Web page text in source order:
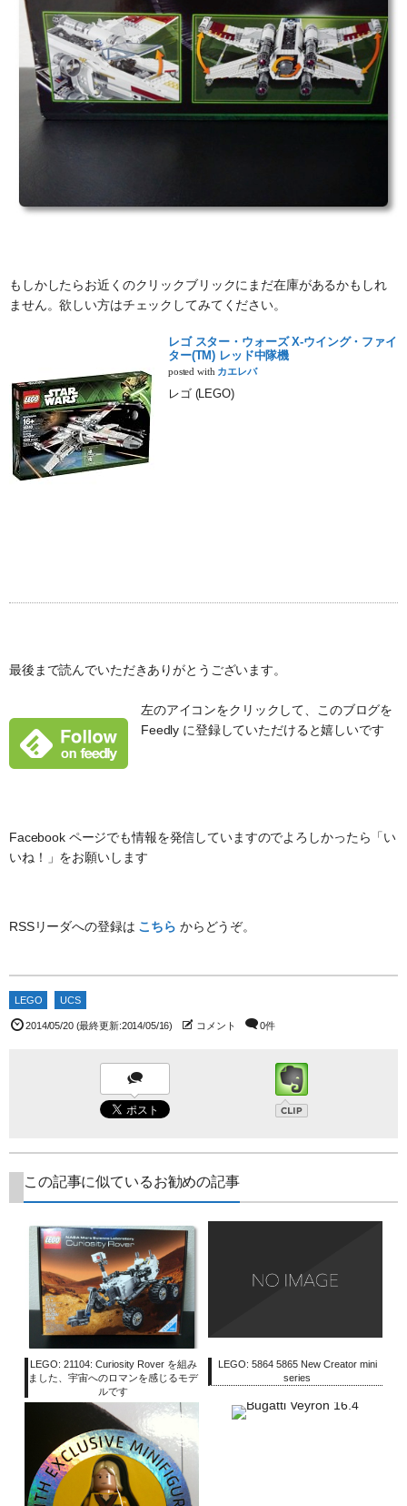
もしかしたらお近くのクリックブリックにまだ在庫があるかもしれ
ません。欲しい方はチェックしてみてください。
レゴ スター・ウォーズ X-ウイング・ファイ
ター(TM) レッド中隊機
posted with カエレバ
レゴ (LEGO)
最後まで読んでいただきありがとうございます。
左のアイコンをクリックして、このブログを
Feedly に登録していただけると嬉しいです
Facebook ページでも情報を発信していますのでよろしかったら「い
いね！」をお願いします
RSSリーダへの登録は こちら からどうぞ。
LEGO UCS
2014/05/20(最終更新:2014/05/16) コメント 0件
この記事に似ているお勧めの記事
LEGO: 21104: Curiosity Rover を組み
ました、宇宙へのロマンを感じるモデ
ルです
LEGO: 5864 5865 New Creator mini
series